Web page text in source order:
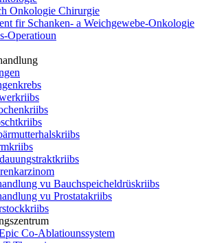
Onkologie Chirurgie
fir Schanken- a Weichgewebe-Onkologie
Operatioun
vu Bauchspeicheldrüskriibs
vu Prostatakriibs
Co-Ablatiounssystem